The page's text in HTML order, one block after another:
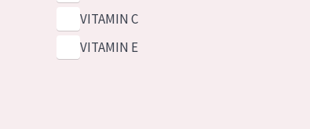
VITAMIN C
VITAMIN E